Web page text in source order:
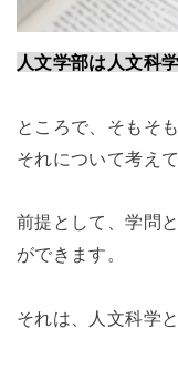
人文学部は人文科
ところで、そもそ
それについて考え
前提として、学問
ができます。
それは、人文科学